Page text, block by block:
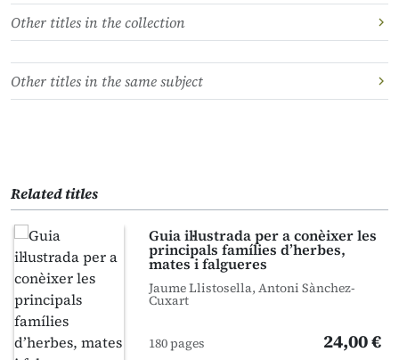
Other titles in the collection
Other titles in the same subject
Related titles
Guia il·lustrada per a conèixer les
principals famílies d’herbes,
mates i falgueres
Jaume Llistosella, Antoni Sànchez-
Cuxart
180 pages 24,00 €